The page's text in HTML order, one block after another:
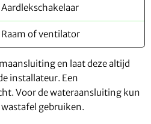
Aardlekschakelaar
Raam of ventilator
en laat deze altijd
installateur. Een
Voor de wateraansluiting kun
gebruiken.